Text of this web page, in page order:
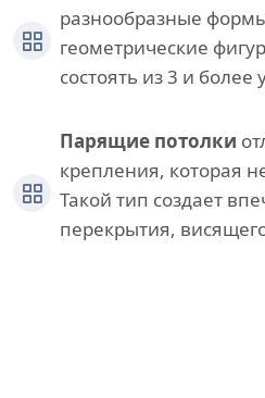
разнообразные
геометрические
состоять из 3 и более
Парящие потолки
крепления, которая
Такой тип создает
перекрытия,